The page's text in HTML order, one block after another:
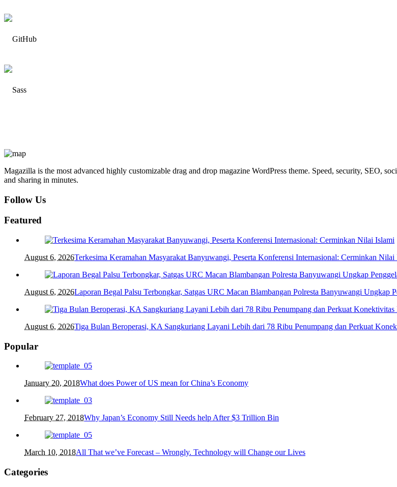
Magazilla is the most advanced highly customizable drag and drop magazine WordPress theme. Speed, security, SEO,
and sharing in minutes.
Follow Us
Featured
August 6, 2026Terkesima Keramahan Masyarakat Banyuwangi, Peserta Konferensi Internasional: Cerminkan Nilai
August 6, 2026Laporan Begal Palsu Terbongkar, Satgas URC Macan Blambangan Polresta Banyuwangi Ungkap
August 6, 2026Tiga Bulan Beroperasi, KA Sangkuriang Layani Lebih dari 78 Ribu Penumpang dan Perkuat
Popular
January 20, 2018What does Power of US mean for China’s Economy
February 27, 2018Why Japan’s Economy Still Needs help After $3 Trillion Bin
March 10, 2018All That we’ve Forecast – Wrongly. Technology will Change our Lives
Categories